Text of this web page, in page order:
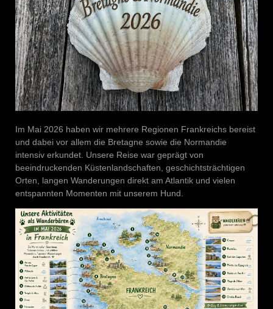
Im Mai 2026 haben wir mehrere Regionen Frankreichs bereist
und dabei vor allem die Bretagne sowie die Normandie
intensiv erkundet. Unsere Reise war geprägt von
beeindruckenden Küstenlandschaften, geschichtsträchtigen
Orten, langen Wanderungen direkt am Atlantik und vielen
entspannten Momenten mit unserem Hund.